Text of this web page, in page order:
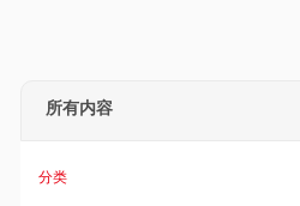
所有内容
分类